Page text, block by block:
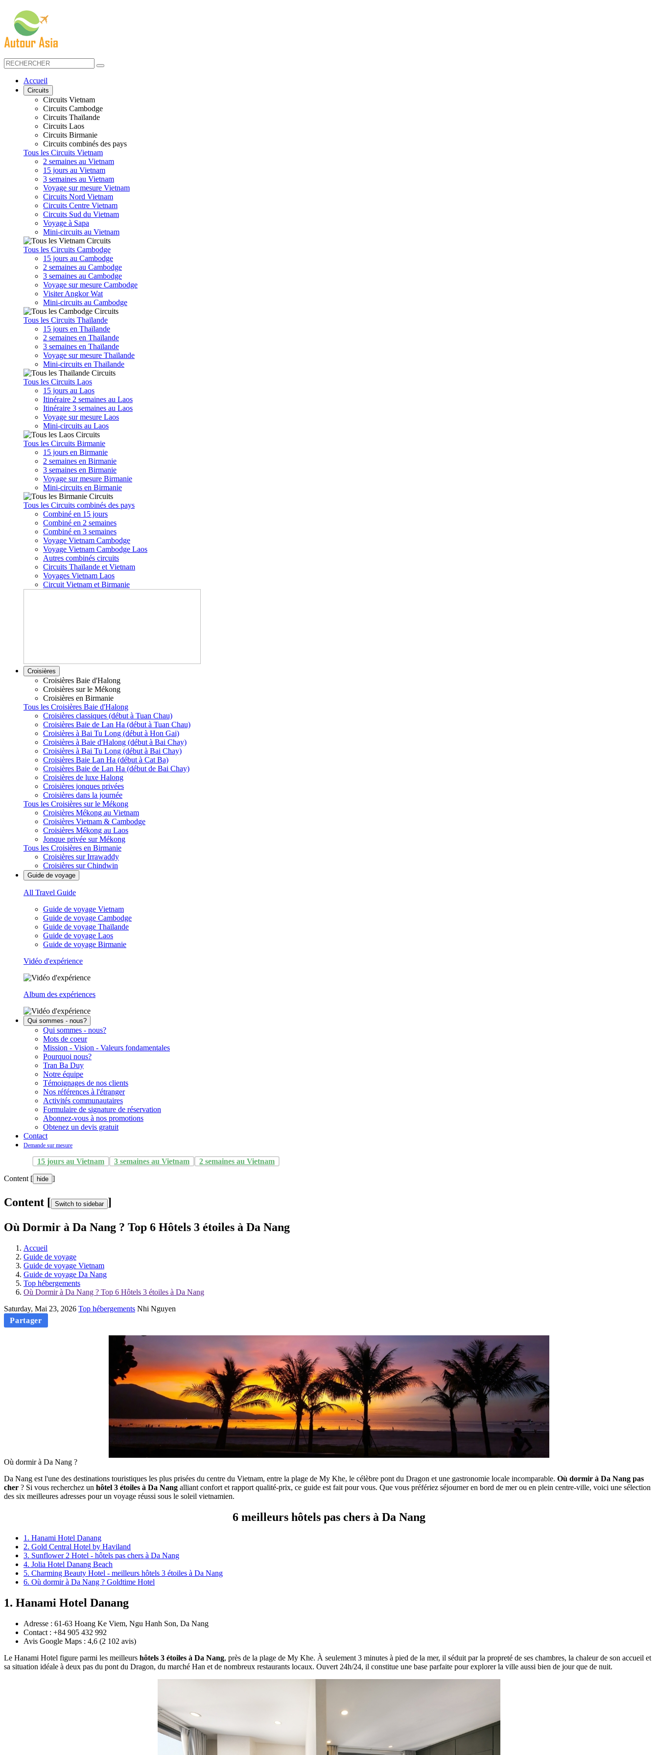
Accueil
Circuits
Circuits Vietnam
Circuits Cambodge
Circuits Thaïlande
Circuits Laos
Circuits Birmanie
Circuits combinés des pays
Tous les Circuits Vietnam
2 semaines au Vietnam
15 jours au Vietnam
3 semaines au Vietnam
Voyage sur mesure Vietnam
Circuits Nord Vietnam
Circuits Centre Vietnam
Circuits Sud du Vietnam
Voyage à Sapa
Mini-circuits au Vietnam
Tous les Circuits Cambodge
15 jours au Cambodge
2 semaines au Cambodge
3 semaines au Cambodge
Voyage sur mesure Cambodge
Visiter Angkor Wat
Mini-circuits au Cambodge
Tous les Circuits Thaïlande
15 jours en Thaïlande
2 semaines en Thaïlande
3 semaines en Thaïlande
Voyage sur mesure Thaïlande
Mini-circuits en Thaïlande
Tous les Circuits Laos
15 jours au Laos
Itinéraire 2 semaines au Laos
Itinéraire 3 semaines au Laos
Voyage sur mesure Laos
Mini-circuits au Laos
Tous les Circuits Birmanie
15 jours en Birmanie
2 semaines en Birmanie
3 semaines en Birmanie
Voyage sur mesure Birmanie
Mini-circuits en Birmanie
Tous les Circuits combinés des pays
Combiné en 15 jours
Combiné en 2 semaines
Combiné en 3 semaines
Voyage Vietnam Cambodge
Voyage Vietnam Cambodge Laos
Autres combinés circuits
Circuits Thaïlande et Vietnam
Voyages Vietnam Laos
Circuit Vietnam et Birmanie
Croisières
Croisières Baie d'Halong
Croisières sur le Mékong
Croisières en Birmanie
Tous les Croisières Baie d'Halong
Croisières classiques (début à Tuan Chau)
Croisières Baie de Lan Ha (début à Tuan Chau)
Croisières à Bai Tu Long (début à Hon Gai)
Croisières à Baie d'Halong (début à Bai Chay)
Croisières à Bai Tu Long (début à Bai Chay)
Croisières Baie Lan Ha (début à Cat Ba)
Croisières Baie de Lan Ha (début de Bai Chay)
Croisières de luxe Halong
Croisières jonques privées
Croisières dans la journée
Tous les Croisières sur le Mékong
Croisières Mékong au Vietnam
Croisières Vietnam & Cambodge
Croisières Mékong au Laos
Jonque privée sur Mékong
Tous les Croisières en Birmanie
Croisières sur Irrawaddy
Croisières sur Chindwin
Guide de voyage
All Travel Guide
Guide de voyage Vietnam
Guide de voyage Cambodge
Guide de voyage Thaïlande
Guide de voyage Laos
Guide de voyage Birmanie
Vidéo d'expérience
Album des expériences
Qui sommes - nous?
Qui sommes - nous?
Mots de coeur
Mission - Vision - Valeurs fondamentales
Pourquoi nous?
Tran Ba Duy
Notre équipe
Témoignages de nos clients
Nos références à l'étranger
Activités communautaires
Formulaire de signature de réservation
Abonnez-vous à nos promotions
Obtenez un devis gratuit
Contact
Demande sur mesure
15 jours au Vietnam 3 semaines au Vietnam 2 semaines au Vietnam
Content [ hide ]
Content [ Switch to sidebar ]
Où Dormir à Da Nang ? Top 6 Hôtels 3 étoiles à Da Nang
Accueil
Guide de voyage
Guide de voyage Vietnam
Guide de voyage Da Nang
Top hébergements
Où Dormir à Da Nang ? Top 6 Hôtels 3 étoiles à Da Nang
Saturday, Mai 23, 2026 Top hébergements Nhi Nguyen
Partager
Où dormir à Da Nang ?
Da Nang est l'une des destinations touristiques les plus prisées du centre du Vietnam, entre la plage de My Khe, le célèbre pont du Dragon et une gastronomie locale incomparable. Où dormir à Da Nang pas
cher ? Si vous recherchez un hôtel 3 étoiles à Da Nang alliant confort et rapport qualité-prix, ce guide est fait pour vous. Que vous préfériez séjourner en bord de mer ou en plein centre-ville, voici une sélection
des six meilleures adresses pour un voyage réussi sous le soleil vietnamien.
6 meilleurs hôtels pas chers à Da Nang
1. Hanami Hotel Danang
2. Gold Central Hotel by Haviland
3. Sunflower 2 Hotel - hôtels pas chers à Da Nang
4. Jolia Hotel Danang Beach
5. Charming Beauty Hotel - meilleurs hôtels 3 étoiles à Da Nang
6. Où dormir à Da Nang ? Goldtime Hotel
1. Hanami Hotel Danang
Adresse : 61-63 Hoang Ke Viem, Ngu Hanh Son, Da Nang
Contact : +84 905 432 992
Avis Google Maps : 4,6 (2 102 avis)
Le Hanami Hotel figure parmi les meilleurs hôtels 3 étoiles à Da Nang, près de la plage de My Khe. À seulement 3 minutes à pied de la mer, il séduit par la propreté de ses chambres, la chaleur de son accueil et
sa situation idéale à deux pas du pont du Dragon, du marché Han et de nombreux restaurants locaux. Ouvert 24h/24, il constitue une base parfaite pour explorer la ville aussi bien de jour que de nuit.